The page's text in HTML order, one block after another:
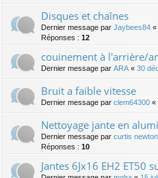
Disques et chaînes
Dernier message par Jaybees84 «
Réponses : 12
couinement à l'arrière/
Dernier message par ARA « 30
Bruit a faible vitesse
Dernier message par clem64300 «
Nettoyage jante en
Dernier message par curtis newton
Réponses : 10
Jantes 6Jx16 EH2 ET50